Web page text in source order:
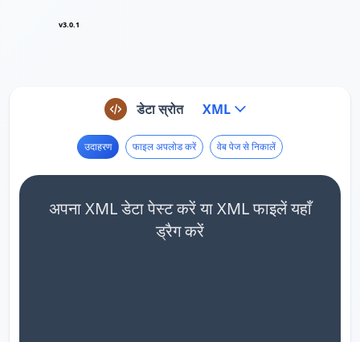
v3.0.1
डेटा स्रोत XML
उदाहरण फाइल अपलोड करें वेब पेज से निकालें
अपना XML डेटा पेस्ट करें या XML फाइलें यहाँ
ड्रैग करें